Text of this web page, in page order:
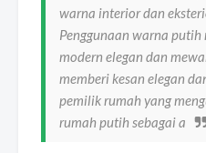
warna interior dan
Penggunaan warna
modern elegan dan
memberi kesan elegan
pemilik rumah yang
rumah putih sebagai a